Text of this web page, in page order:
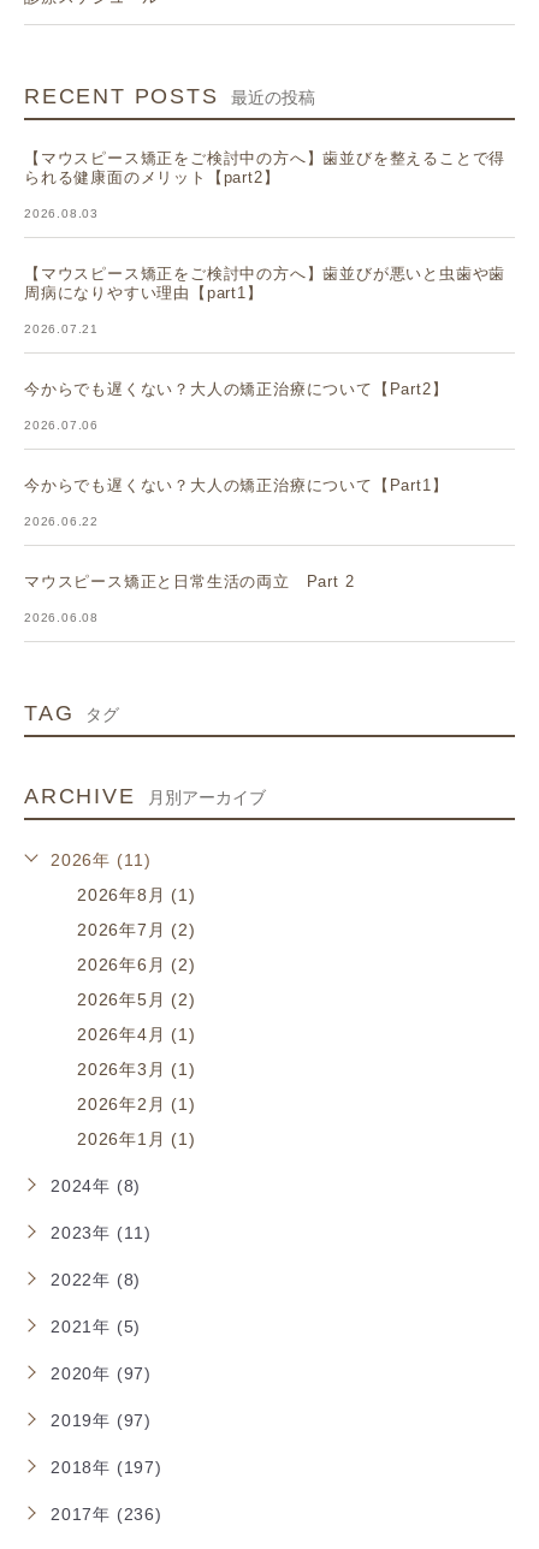
RECENT POSTS 最近の投稿
【マウスピース矯正をご検討中の方へ】歯並びを整えることで得
られる健康面のメリット【part2】
2026.08.03
【マウスピース矯正をご検討中の方へ】歯並びが悪いと虫歯や歯
周病になりやすい理由【part1】
2026.07.21
今からでも遅くない？大人の矯正治療について【Part2】
2026.07.06
今からでも遅くない？大人の矯正治療について【Part1】
2026.06.22
マウスピース矯正と日常生活の両立 Part 2
2026.06.08
TAG タグ
ARCHIVE 月別アーカイブ
2026年 (11)
2026年8月 (1)
2026年7月 (2)
2026年6月 (2)
2026年5月 (2)
2026年4月 (1)
2026年3月 (1)
2026年2月 (1)
2026年1月 (1)
2024年 (8)
2023年 (11)
2022年 (8)
2021年 (5)
2020年 (97)
2019年 (97)
2018年 (197)
2017年 (236)